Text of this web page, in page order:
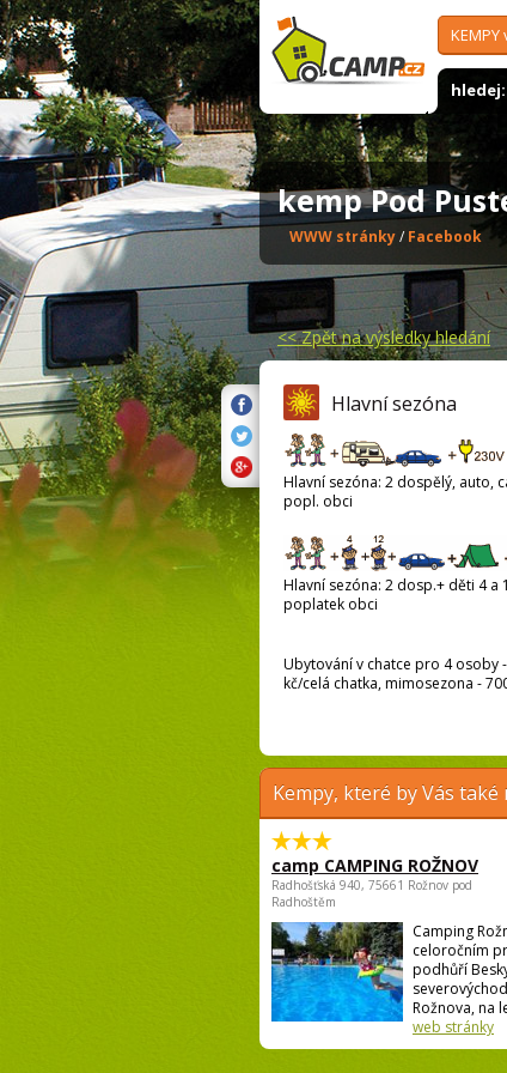
KEMPY
hledej:
kemp Pod
WWW stránky/ Facebook
<<Zpět na výsledky hledání
Hlavní sezóna
Hlavní sezóna: 2 dospělý, auto,
popl. obci
Hlavní sezóna: 2 dosp.+ děti 4 a
poplatek obci
Ubytování v chatce pro 4 osoby
kč/celá chatka, mimosezona -
Kempy, které by Vás
camp CAMPING ROŽNOV
Radhošťská 940, 75661 Rožnov pod
Radhoštěm
Camping
celoročním
podhůří
Rožnova, na
web stránky